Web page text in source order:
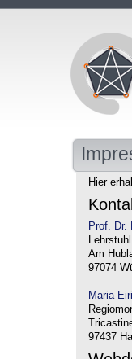
Hier
Prof. Dr.
Am
97074
Maria
97437